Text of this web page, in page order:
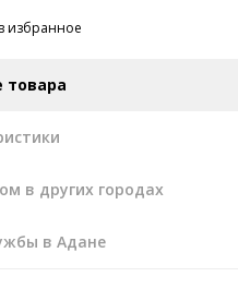
избранное
товара
в других городах
в Адане